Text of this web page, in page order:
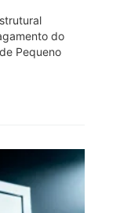
do
Pequeno